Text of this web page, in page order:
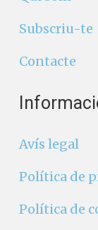
Subscriu-te
Contacte
Avís legal
Política de
Política de